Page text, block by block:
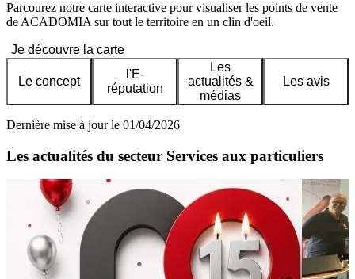
Parcourez notre carte interactive pour visualiser les points de vente
de ACADOMIA sur tout le territoire en un clin d'oeil.
Je découvre la carte
Le concept
l'E-
réputation
Les
actualités &
médias
Les avis
Dernière mise à jour le 01/04/2026
Les actualités du secteur Services aux particuliers